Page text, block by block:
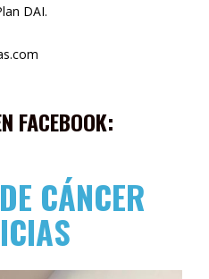
DAI.
FACEBOOK:
CÁNCER